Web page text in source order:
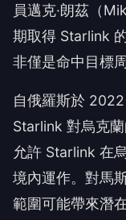
員邁克·朗茲（
期取得 Starlink
非僅是命中目標
自俄羅斯於
Starlink 對烏克
允許 Starlink 在
境內運作。對馬
範圍可能帶來潛